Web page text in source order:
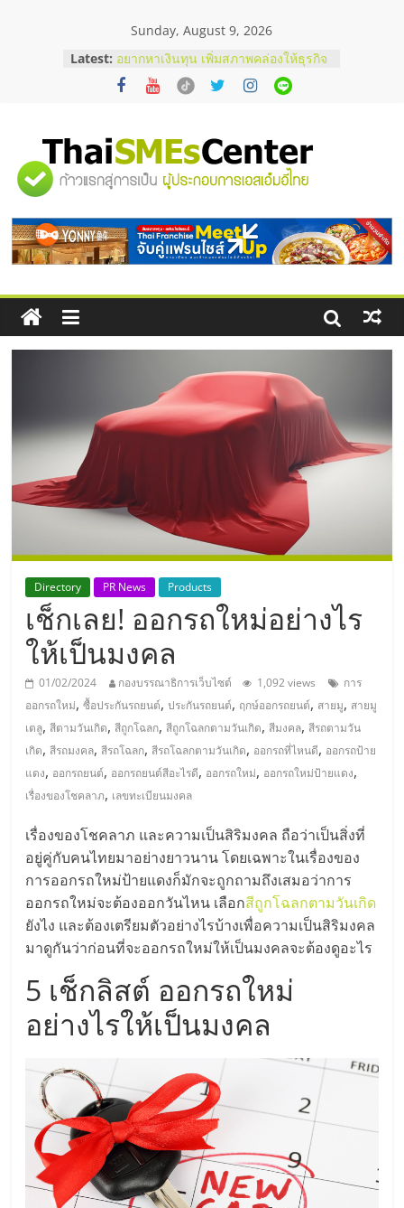
Sunday, August 9, 2026
Latest: อยากหาเงินทุน เพิ่มสภาพคล่องให้ธุรกิจ
เริ่มยังไงให้ผ่านฉลุย
สัมมนาออนไลน์ โอกาสบริหารสถานี
ThaiFranchise Meet Up จับคู่แฟรน
ไชส์ ครั้งที่ 8
ร้านเครื่องเสียงคุณภาพสูง พร้อม
บริษัท Cybersecurity ในไทยที่ไหนดี?
วิธีเลือกผู้ให้บริการให้คุ้มค่าและตอบ
โจทย์ธุรกิจ
"ศูนย์
รวม
ข้อมูล
ธุรกิจ
แห่ง
ประเทศไทย,
ThaiSMEsCenter,
รวม
ธุรกิจ
เอ
ส
เอ็
มอี
ไทย,
SMEs,
แฟ
รน
ไชส์,
ที่
ปรึกษา
Directory PR News Products
เช็กเลย! ออกรถใหม่อย่างไร
ให้เป็นมงคล
01/02/2024 กองบรรณาธิการเว็บไซต์ 1,092 views
การ
ออกรถใหม่,ซื้อประกันรถยนต์,ประกันรถยนต์, ฤกษ์ออกรถยนต์, สายมู, สายมู
เตลู,สีตามวันเกิด,สีถูกโฉลก,สีถูกโฉลกตามวันเกิด,สีมงคล,สีรถตามวัน
เกิด,สีรถมงคล,สีรถโฉลก,สีรถโฉลกตามวันเกิด, ออกรถที่ไหนดี, ออกรถป้าย
แดง, ออกรถยนต์, ออกรถยนต์สีอะไรดี, ออกรถใหม่, ออกรถใหม่ป้ายแดง,
เรื่องของโชคลาภ, เลขทะเบียนมงคล
เรื่องของโชคลาภ และความเป็นสิริมงคล ถือว่าเป็นสิ่งที่
อยู่คู่กับคนไทยมาอย่างยาวนาน โดยเฉพาะในเรื่องของ
การออกรถใหม่ป้ายแดงก็มักจะถูกถามถึงเสมอว่าการ
ออกรถใหม่จะต้องออกวันไหน เลือกสีถูกโฉลกตามวันเกิด
ยังไง และต้องเตรียมตัวอย่างไรบ้างเพื่อความเป็นสิริมงคล
มาดูกันว่าก่อนที่จะออกรถใหม่ให้เป็นมงคลจะต้องดูอะไร
5 เช็กลิสต์ ออกรถใหม่
อย่างไรให้เป็นมงคล